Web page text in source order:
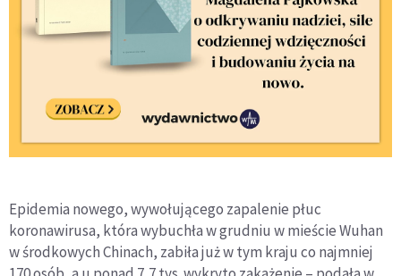
Epidemia nowego, wywołującego zapalenie płuc
koronawirusa, która wybuchła w grudniu w mieście Wuhan
w środkowych Chinach, zabiła już w tym kraju co najmniej